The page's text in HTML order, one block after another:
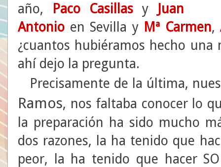
año,
Paco Casillas y
Juan
Antonio en Sevilla y Mª Carmen,
¿cuantos hubiéramos hecho
ahí dejo la pregunta.
Precisamente de la última,
Ramos, nos faltaba conocer lo
la preparación ha sido mucho
dos razones, la ha tenido que
peor, la ha tenido que hacer